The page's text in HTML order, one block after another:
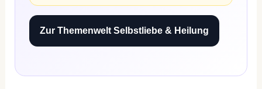
Zur Themenwelt Selbstliebe & Heilung